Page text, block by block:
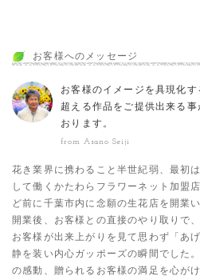
お客様へのメッセージ
お客様のイメージを具現化
超える作品をご提供出来る
おります。
from Asano Seiji
花き業界に携わること半世紀弱、最初
して働くかたわらフラワーネット加盟
ど前に千葉市内に念願の生花店を開業
開業後、お客様との直接のやり取りで
お客様が出来上がりを見て思わず「あ
静を装い内心ガッポーズの瞬間でした
の感動、贈られるお客様の満足を心がけ